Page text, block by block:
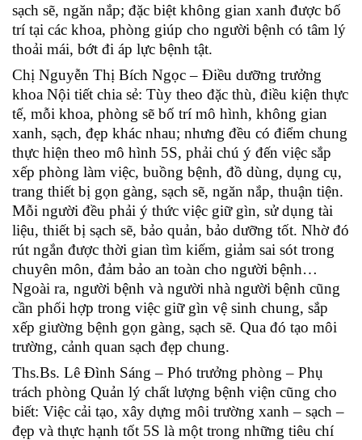
sạch sẽ, ngăn nắp; đặc biệt không gian xanh được bố
trí tại các khoa, phòng giúp cho người bệnh có tâm lý
thoải mái, bớt đi áp lực bệnh tật.
Chị Nguyễn Thị Bích Ngọc – Điều dưỡng trưởng
khoa Nội tiết chia sẻ: Tùy theo đặc thù, điều kiện thực
tế, mỗi khoa, phòng sẽ bố trí mô hình, không gian
xanh, sạch, đẹp khác nhau; nhưng đều có điểm chung
thực hiện theo mô hình 5S, phải chú ý đến việc sắp
xếp phòng làm việc, buồng bệnh, đồ dùng, dụng cụ,
trang thiết bị gọn gàng, sạch sẽ, ngăn nắp, thuận tiện.
Mỗi người đều phải ý thức việc giữ gìn, sử dụng tài
liệu, thiết bị sạch sẽ, bảo quản, bảo dưỡng tốt. Nhờ đó
rút ngắn được thời gian tìm kiếm, giảm sai sót trong
chuyên môn, đảm bảo an toàn cho người bệnh…
Ngoài ra, người bệnh và người nhà người bệnh cũng
cần phối hợp trong việc giữ gìn vệ sinh chung, sắp
xếp giường bệnh gọn gàng, sạch sẽ. Qua đó tạo môi
trường, cảnh quan sạch đẹp chung.
Ths.Bs. Lê Đình Sáng – Phó trưởng phòng – Phụ
trách phòng Quản lý chất lượng bệnh viện cũng cho
biết: Việc cải tạo, xây dựng môi trường xanh – sạch –
đẹp và thực hạnh tốt 5S là một trong những tiêu chí